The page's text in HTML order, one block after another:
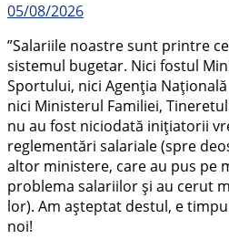
05/08/2026
”Salariile noastre sunt printre
sistemul bugetar. Nici fostul
Sportului, nici Agenția
nici Ministerul Familiei,
nu au fost niciodată inițiatorii
reglementări salariale (spre
altor ministere, care au pus pe
problema salariilor și au cerut
lor). Am așteptat destul, e
noi!